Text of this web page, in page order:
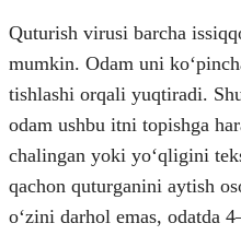
Quturish virusi barcha
mumkin. Odam uni
tishlashi orqali yuqtiradi.
odam ushbu itni topishga
chalingan yoki yoʻqligini
qachon quturganini aytish
oʻzini darhol emas, odatda